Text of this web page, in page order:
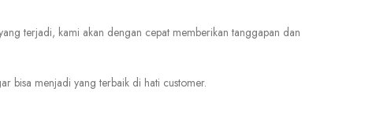
terjadi, kami akan dengan cepat memberikan tanggapan dan
bisa menjadi yang terbaik di hati customer.